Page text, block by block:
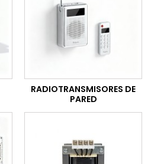
RADIOTRANSMISORES DE
PARED